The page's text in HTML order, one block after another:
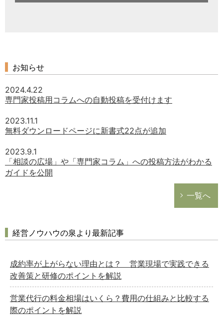
お知らせ
2024.4.22
専門家投稿用コラムへの自動投稿を受付けます
2023.11.1
無料ダウンロードページに新書式22点が追加
2023.9.1
「相談の広場」や「専門家コラム」への投稿方法がわかる
ガイドを公開
一覧へ
経営ノウハウの泉より最新記事
成約率が上がらない理由とは？ 営業現場で実践できる
改善策と研修のポイントを解説
営業代行の料金相場はいくら？費用の仕組みと比較する
際のポイントを解説